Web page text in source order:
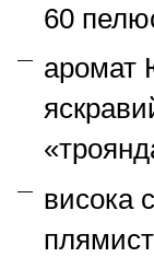
60
аромат
висока